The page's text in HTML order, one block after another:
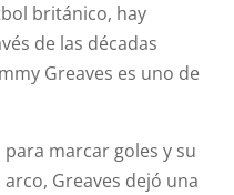
británico, hay
de las décadas
Greaves es uno de
marcar goles y su
Greaves dejó una